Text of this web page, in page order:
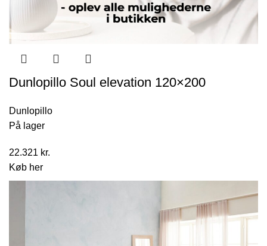
Dunlopillo Soul elevation 120×200
Dunlopillo
På lager
22.321 kr.
Køb her